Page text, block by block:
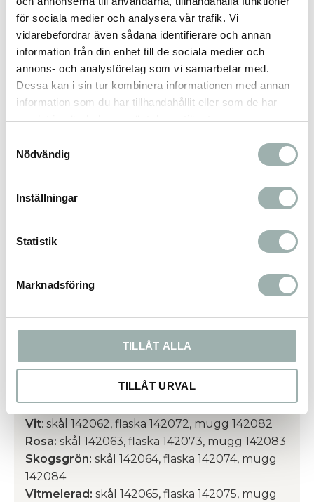
för sociala medier och analysera vår trafik. Vi
vidarebefordrar även sådana identifierare och annan
information från din enhet till de sociala medier och
annons- och analysföretag som vi samarbetar med.
Dessa kan i sin tur kombinera informationen med annan
information som du har tillhandahållit eller som de har
samlat in när du har använt deras tjänster.
Nödvändig
Inställningar
Statistik
Marknadsföring
TILLÅT ALLA
TILLÅT URVAL
Underhåll:
Före användning: Rengör flaskan och locket
med diskmedel och varmt vatten.
Flaskan tål diskmaskin.
Handtvätt flaskan genom att skaka den
med varmt vatten och diskmedel eller
Flaskan tål inte frysning. Lägg istället isbitar i
Kan inte användas på värmekällor, grill eller
öppen låga, det kommer att skada flaskan.
blekmedel
Fler produkter i samma serie
termoflaska till husse/matte och kylskål till
hunden. Finns i färgerna svart, vit, rosa,
skogsgrön, vitmelerad och leopard.
Svart:skål: 142061, flaska 142071, mugg 142081
Vit: skål 142062, flaska 142072, mugg 142082
Rosa: skål 142063, flaska 142073, mugg 142083
Skogsgrön: skål 142064, flaska 142074, mugg
142084
Vitmelerad: skål 142065, flaska 142075, mugg